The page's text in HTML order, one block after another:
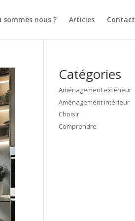
sommes nous ? Articles Contact
Catégories
Aménagement extérieur
Aménagement intérieur
Choisir
Comprendre